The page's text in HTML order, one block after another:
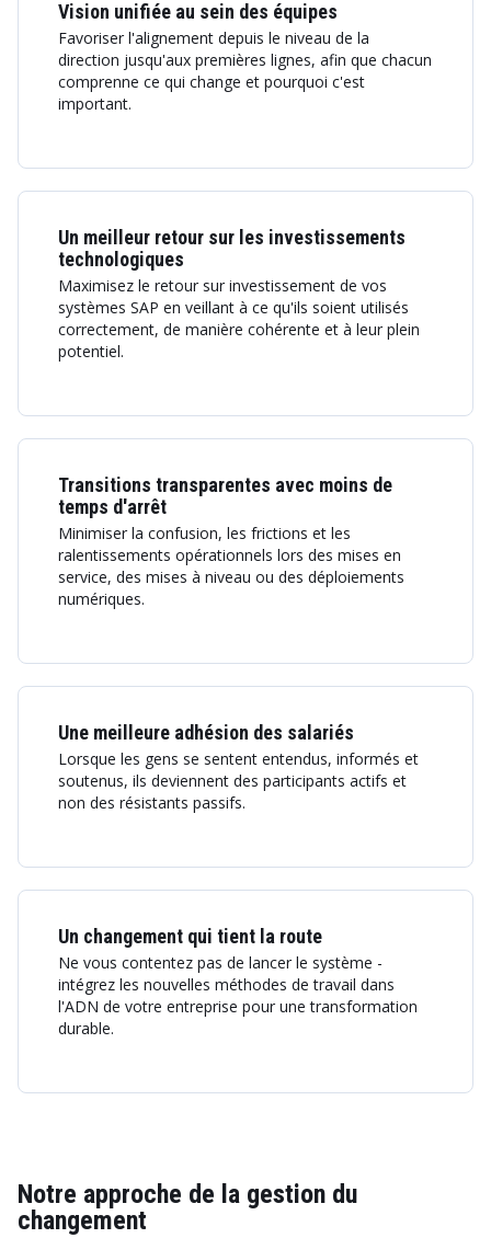
Vision unifiée au sein des équipes
Favoriser l'alignement depuis le niveau de la
direction jusqu'aux premières lignes, afin que chacun
comprenne ce qui change et pourquoi c'est
important.
Un meilleur retour sur les investissements
technologiques
Maximisez le retour sur investissement de vos
systèmes SAP en veillant à ce qu'ils soient utilisés
correctement, de manière cohérente et à leur plein
potentiel.
Transitions transparentes avec moins de
temps d'arrêt
Minimiser la confusion, les frictions et les
ralentissements opérationnels lors des mises en
service, des mises à niveau ou des déploiements
numériques.
Une meilleure adhésion des salariés
Lorsque les gens se sentent entendus, informés et
soutenus, ils deviennent des participants actifs et
non des résistants passifs.
Un changement qui tient la route
Ne vous contentez pas de lancer le système -
intégrez les nouvelles méthodes de travail dans
l'ADN de votre entreprise pour une transformation
durable.
Notre approche de la gestion du
changement